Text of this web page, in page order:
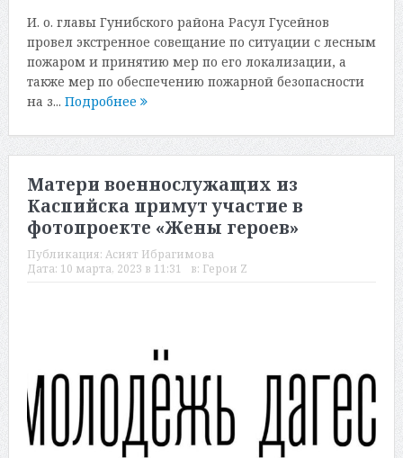
И. о. главы Гунибского района Расул Гусейнов
провел экстренное совещание по ситуации с лесным
пожаром и принятию мер по его локализации, а
также мер по обеспечению пожарной безопасности
на з... Подробнее
Матери военнослужащих из
Каспийска примут участие в
фотопроекте «Жены героев»
Публикация: Асият Ибрагимова
Дата: 10 марта, 2023 в 11:31 в: Герои Z